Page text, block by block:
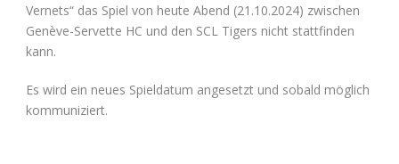
Vernets“ das Spiel von heute Abend (21.10.2024) zwischen
Genève-Servette HC und den SCL Tigers nicht stattfinden
kann.
Es wird ein neues Spieldatum angesetzt und sobald möglich
kommuniziert.